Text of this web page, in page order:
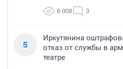
6 008 3
5
Иркутянина
отказ от службы в
театре